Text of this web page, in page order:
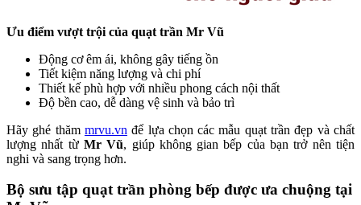
Ưu điểm vượt trội của quạt trần Mr Vũ
Động cơ êm ái, không gây tiếng ồn
Tiết kiệm năng lượng và chi phí
Thiết kế phù hợp với nhiều phong cách nội thất
Độ bền cao, dễ dàng vệ sinh và bảo trì
Hãy ghé thăm mrvu.vn để lựa chọn các mẫu quạt trần đẹp và chất
lượng nhất từ Mr Vũ, giúp không gian bếp của bạn trở nên tiện
nghi và sang trọng hơn.
Bộ sưu tập quạt trần phòng bếp được ưa chuộng tại